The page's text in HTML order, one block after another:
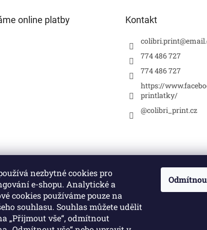
nezbytné cookies pro
e-shopu. Analytické a
cookies používáme pouze na
souhlasu. Souhlas můžete udělit
„Přijmout vše“, odmítnout
online platby Kontakt
colibri.print@
774 486 727
774 486 727
https://
printlatky/
@colibri_print.cz